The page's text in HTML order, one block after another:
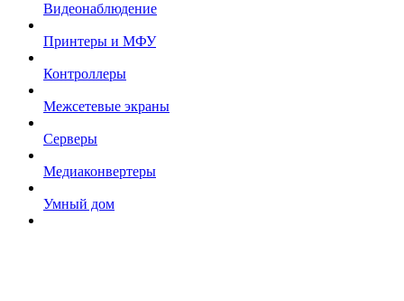
Видеонаблюдение
Принтеры и МФУ
Контроллеры
Межсетевые экраны
Серверы
Медиаконвертеры
Умный дом